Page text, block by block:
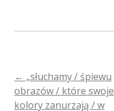
POST
← „słuchamy / śpiewu
obrazów / które swoje
kolory zanurzają / w